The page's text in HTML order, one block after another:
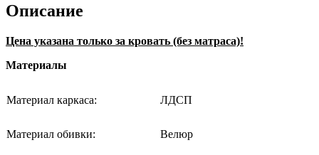
Описание
Цена указана только за кровать (без матраса)!
Материалы
Материал каркаса: ЛДСП
Материал обивки: Велюр